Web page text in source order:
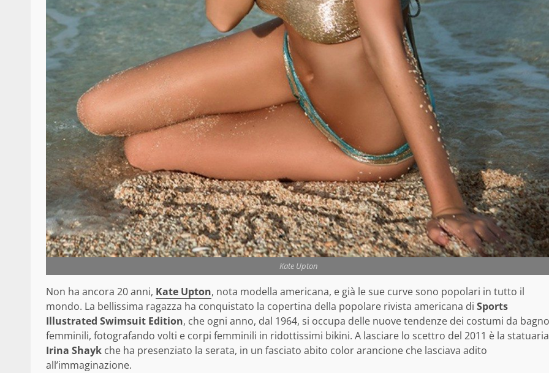
Kate Upton
Non ha ancora 20 anni, Kate Upton, nota modella americana, e già le sue curve sono popolari in tutto il
mondo. La bellissima ragazza ha conquistato la copertina della popolare rivista americana di Sports
Illustrated Swimsuit Edition, che ogni anno, dal 1964, si occupa delle nuove tendenze dei costumi da bagno
femminili, fotografando volti e corpi femminili in ridottissimi bikini. A lasciare lo scettro del 2011 è la statuaria
Irina Shayk che ha presenziato la serata, in un fasciato abito color arancione che lasciava adito
all’immaginazione.